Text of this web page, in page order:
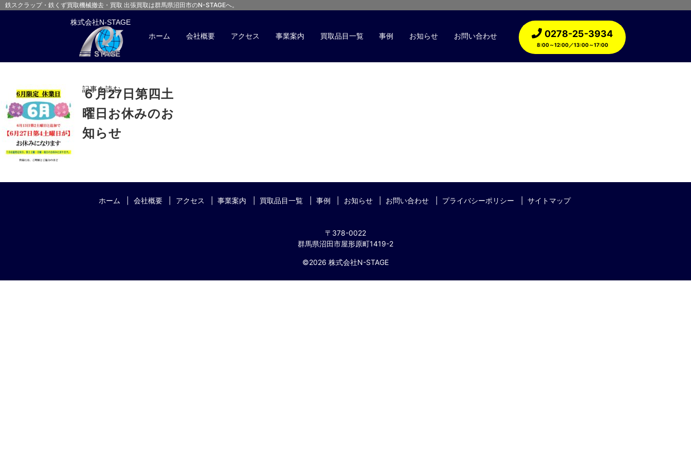
鉄スクラップ・鉄くず買取機械撤去・買取 出張買取は群馬県沼田市のN-STAGEへ。
株式会社N-STAGE
0278-25-3934
8:00～12:00／13:00～17:00
ホーム 会社概要 アクセス 事業案内 買取品目一覧 事例 お知らせ お問い合わせ
６月27日第四土
曜日お休みのお
知らせ
記事を読む
ホーム 会社概要 アクセス 事業案内 買取品目一覧 事例 お知らせ お問い合わせ プライバシーポリシー サイトマップ
〒378-0022
群馬県沼田市屋形原町1419-2
©2026 株式会社N-STAGE